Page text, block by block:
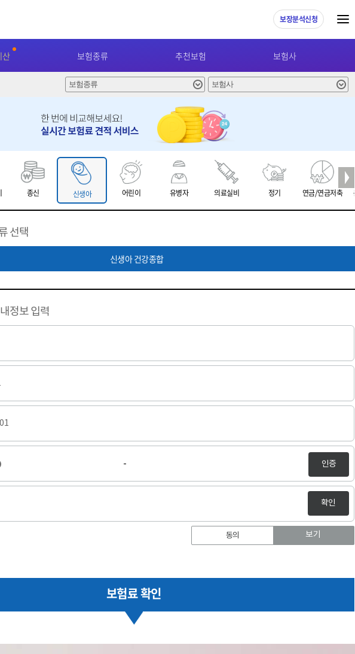
보장분석신청
산 보험종류 추천보험 보험사
종신 신생아 어린이 유병자 의료실비 정기 연금/연금저축
선택
신생아 건강종합
정보 입력
- 인증
확인
동의 보기
보험료 확인